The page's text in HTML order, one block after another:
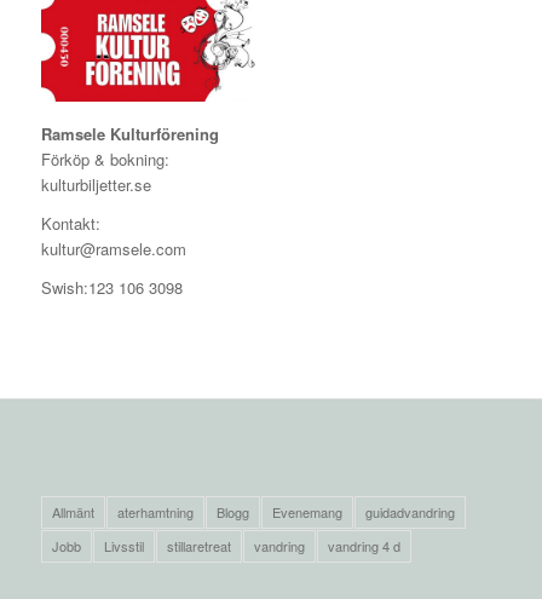
Ramsele Kulturförening
Förköp & bokning:
kulturbiljetter.se
Kontakt:
kultur@ramsele.com
Swish:123 106 3098
Allmänt aterhamtning Blogg Evenemang
guidadvandring
Jobb
Livsstil stillaretreat vandring vandring 4 d